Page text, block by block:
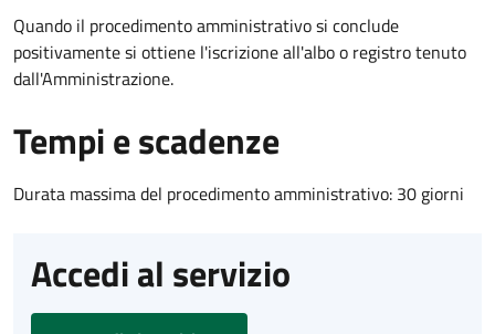
Quando il procedimento amministrativo si conclude
positivamente si ottiene l'iscrizione all'albo o registro tenuto
dall'Amministrazione.
Tempi e scadenze
Durata massima del procedimento amministrativo: 30 giorni
Accedi al servizio